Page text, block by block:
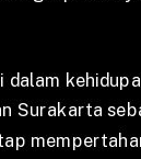
Surakarta